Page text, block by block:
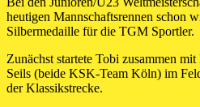
heutigen Mannschaftsrennen schon
Silbermedaille für die TGM Sportler.
Zunächst startete Tobi zusammen
Seils (beide KSK-Team Köln) im
der Klassikstrecke.